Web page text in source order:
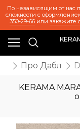
По независящим от нас
сложности с
350-29-66или закажите
Про Дабл
KERAMA